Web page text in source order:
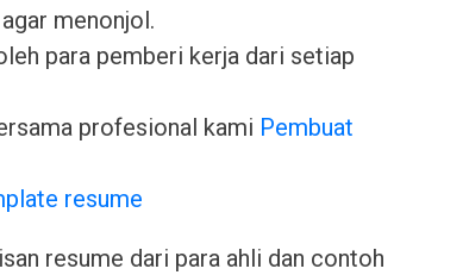
menonjol.
para pemberi kerja dari setiap
profesional kami Pembuat
resume
resume dari para ahli dan contoh